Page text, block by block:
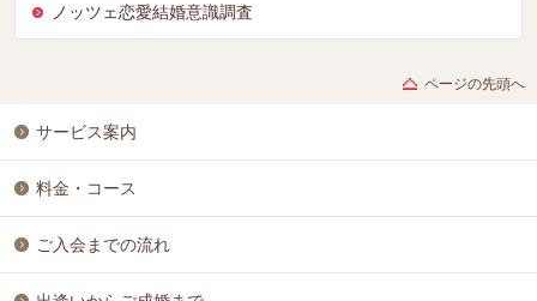
ノッツェ恋愛結婚意識調査
ページの先頭へ
サービス案内
料金・コース
ご入会までの流れ